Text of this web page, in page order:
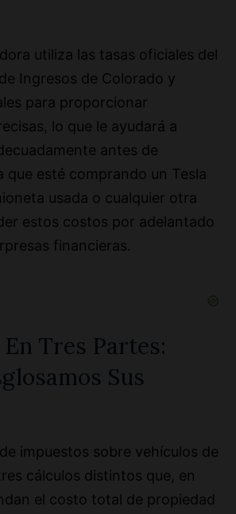
utiliza las tasas oficiales del
Ingresos de Colorado y
para proporcionar
lo que le ayudará a
antes de
que esté comprando un Tesla
usada o cualquier otra
estos costos por adelantado
financieras.
Tres Partes:
Sus
impuestos sobre vehículos de
cálculos distintos que, en
el costo total de propiedad